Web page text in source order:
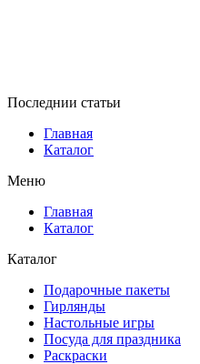
Последнии статьи
Главная
Каталог
Меню
Главная
Каталог
Каталог
Подарочные пакеты
Гирлянды
Настольные игры
Посуда для праздника
Раскраски